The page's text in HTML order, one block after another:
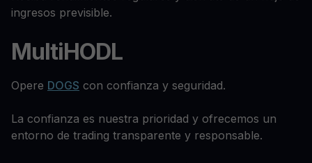
ingresos previsible.
MultiHODL
Opere DOGS con confianza y seguridad.
La confianza es nuestra prioridad y ofrecemos un
entorno de trading transparente y responsable.